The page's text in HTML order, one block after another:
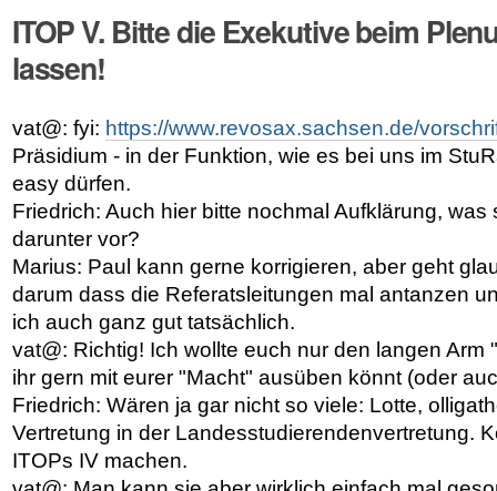
ITOP V. Bitte die Exekutive beim
lassen!
vat@: fyi: https://www.revosax.sachsen.de/
Präsidium - in der Funktion, wie es bei uns im
easy dürfen.
Friedrich: Auch hier bitte nochmal Aufklärung, was
darunter vor?
Marius: Paul kann gerne korrigieren, aber geht
darum dass die Referatsleitungen mal antanzen
ich auch ganz gut tatsächlich.
vat@: Richtig! Ich wollte euch nur den langen Arm
ihr gern mit eurer "Macht" ausüben könnt (oder
Friedrich: Wären ja gar nicht so viele: Lotte,
Vertretung in der Landesstudierendenvertretung.
ITOPs IV machen.